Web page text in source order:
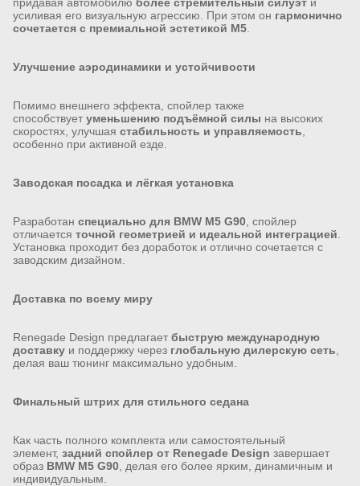
усиливая его визуальную агрессию. При этом он гармонично
сочетается с премиальной эстетикой M5
Улучшение аэродинамики и устойчивости
Помимо внешнего эффекта, спойлер также
способствует уменьшению подъёмной силы на высоких
скоростях, улучшая стабильность и управляемость
особенно при активной езде.
Заводская посадка и лёгкая установка
Разработан специально для BMW M5 G90 , спойлер
отличается точной геометрией и идеальной интеграцией
Установка проходит без доработок и отлично сочетается с
заводским дизайном.
Доставка по всему миру
Renegade Design предлагает быструю международную
доставку и поддержку через глобальную дилерскую сеть
делая ваш тюнинг максимально удобным.
Финальный штрих для стильного седана
Как часть полного комплекта или самостоятельный
элемент, задний спойлер от Renegade Design завершает
образ BMW M5 G90 , делая его более ярким, динамичным и
индивидуальным.